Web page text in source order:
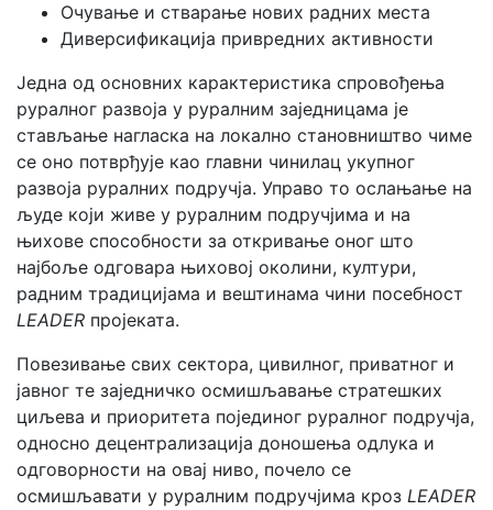
Очување и стварање нових радних места
Диверсификација привредних активности
Једна од основних карактеристика спровођења
руралног развоја у руралним заједницама је
стављање нагласка на локално становништво чиме
се оно потврђује као главни чинилац укупног
развоја руралних подручја. Управо то ослањање на
људе који живе у руралним подручјима и на
њихове способности за откривање оног што
најбоље одговара њиховој околини, култури,
радним традицијама и вештинама чини посебност
LEADER пројеката.
Повезивање свих сектора, цивилног, приватног и
јавног те заједничко осмишљавање стратешких
циљева и приоритета појединог руралног подручја,
односно децентрализација доношења одлука и
одговорности на овај ниво, почело се
осмишљавати у руралним подручјима кроз LEADER